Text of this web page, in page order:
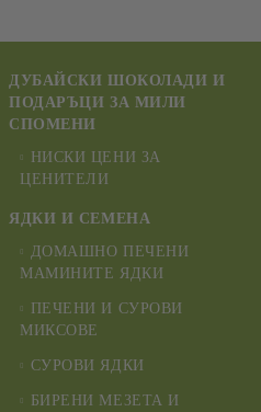
ДУБАЙСКИ ШОКОЛАДИ И
ПОДАРЪЦИ ЗА МИЛИ
СПОМЕНИ
НИСКИ ЦЕНИ ЗА
ЦЕНИТЕЛИ
ЯДКИ И СЕМЕНА
ДОМАШНО ПЕЧЕНИ
МАМИНИТЕ ЯДКИ
ПЕЧЕНИ И СУРОВИ
МИКСОВЕ
СУРОВИ ЯДКИ
БИРЕНИ МЕЗЕТА И